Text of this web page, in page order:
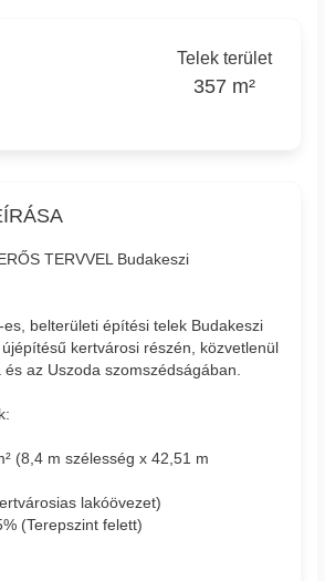
Telek terület
357 m²
TERVVEL Budakeszi
es, belterületi építési telek Budakeszi
kertvárosi részén, közvetlenül
és az Uszoda szomszédságában.
(8,4 m szélesség x 42,51 m
lakóövezet)
(Terepszint felett)